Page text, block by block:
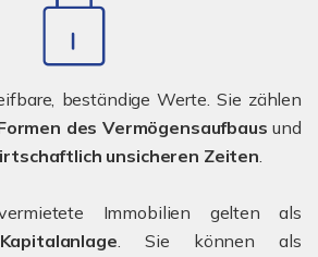
beständige Werte. Sie zählen
des Vermögensaufbaus und
unsicheren Zeiten.
Immobilien gelten als
. Sie können als